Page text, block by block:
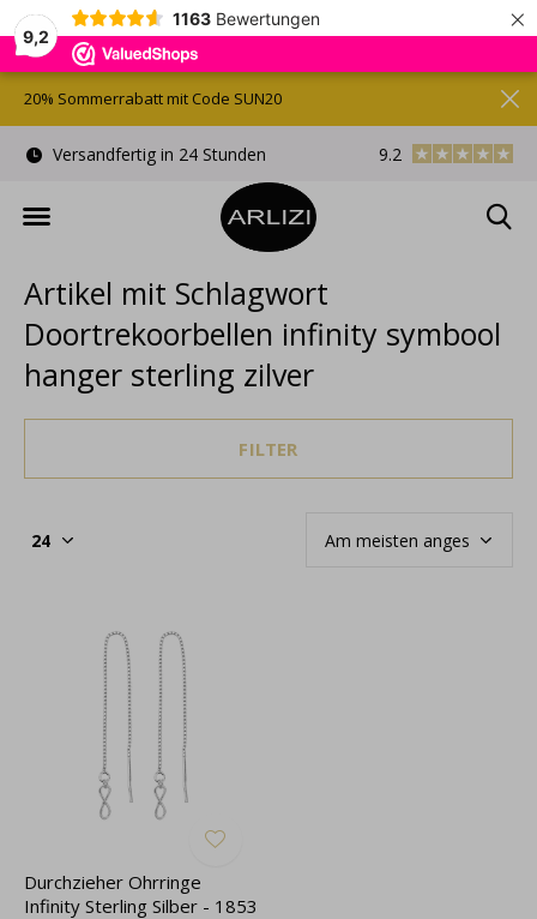
9,2
1163 Bewertungen ×
Versandfertig in 24 Stunden Kostenlose
9.2
20% Sommerrabatt mit Code SUN20
Artikel mit Schlagwort
Doortrekoorbellen infinity symbool
hanger sterling zilver
FILTER
Durchzieher Ohrringe
Infinity Sterling Silber - 1853